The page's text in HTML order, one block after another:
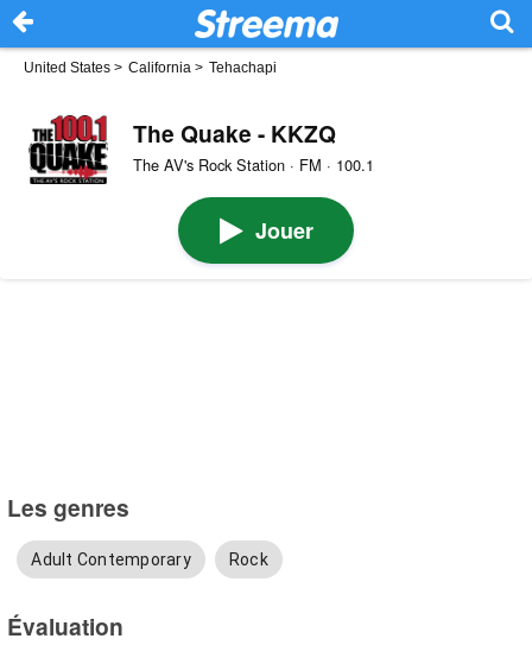
United States > California > Tehachapi
The Quake - KKZQ
The AV's Rock Station · FM · 100.1
Jouer
Les genres
Adult Contemporary Rock
Évaluation